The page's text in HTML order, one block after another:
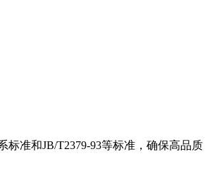
准和JB/T2379-93等标准，确保高品质